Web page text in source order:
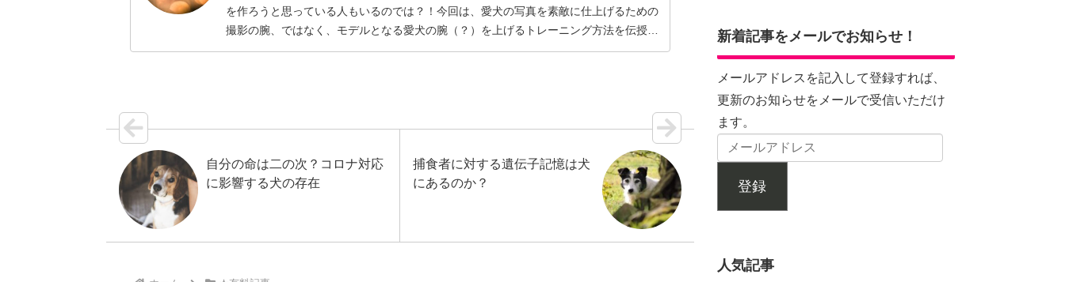
を作ろうと思っている人もいるのでは？！今回は、愛犬の写真を素敵に仕上げるための
撮影の腕、ではなく、モデルとなる愛犬の腕（？）を上げるトレーニング方法を伝授し
よう。…【続きを読む】
自分の命は二の次？コロナ対応
に影響する犬の存在
捕食者に対する遺伝子記憶は犬
にあるのか？
新着記事をメールでお知らせ！
メールアドレスを記入して登録すれば、
更新のお知らせをメールで受信いただけ
ます。
登録
人気記事